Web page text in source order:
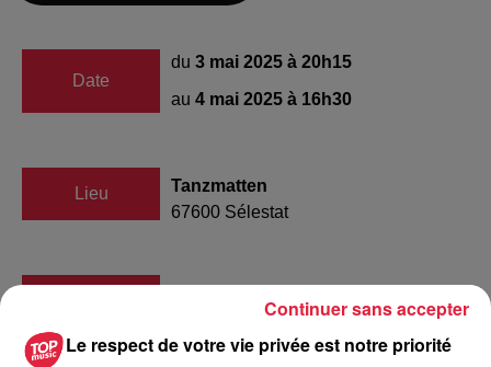
Date
du 3 mai 2025 à 20h15
au 4 mai 2025 à 16h30
Lieu
Tanzmatten
67600 Sélestat
Le respect de votre vie privée est notre priorité
Continuer sans accepter